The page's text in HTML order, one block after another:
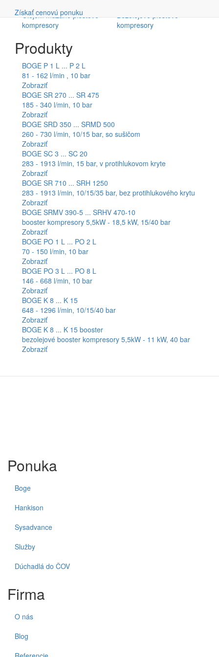
Získať cenovú ponuku
Olejom mazané piestové
kompresory
Bezolejové piestové
kompresory
Produkty
BOGE P 1 L ... P 2 L
81 - 162 l/min , 10 bar
Zobraziť
BOGE SR 270 ... SR 475
185 - 340 l/min, 10 bar
Zobraziť
BOGE SRD 350 ... SRMD 500
260 - 730 l/min, 10/15 bar, so sušičom
Zobraziť
BOGE SC 3 ... SC 20
283 - 1913 l/min, 15 bar, v protihlukovom kryte
Zobraziť
BOGE SR 710 ... SRH 1250
283 - 1913 l/min, 10/15/35 bar, bez protihlukového krytu
Zobraziť
BOGE SRMV 390-5 ... SRHV 470-10
booster kompresory 5,5kW - 18,5 kW, 15/40 bar
Zobraziť
BOGE PO 1 L ... PO 2 L
70 - 150 l/min, 10 bar
Zobraziť
BOGE PO 3 L ... PO 8 L
146 - 668 l/min, 10 bar
Zobraziť
BOGE K 8 ... K 15
648 - 1296 l/min, 10/15/40 bar
Zobraziť
BOGE K 8 ... K 15 booster
bezolejové booster kompresory 5,5kW - 11 kW, 40 bar
Zobraziť
Ponuka
Boge
Hankison
Sysadvance
Služby
Dúchadlá do ČOV
Firma
O nás
Blog